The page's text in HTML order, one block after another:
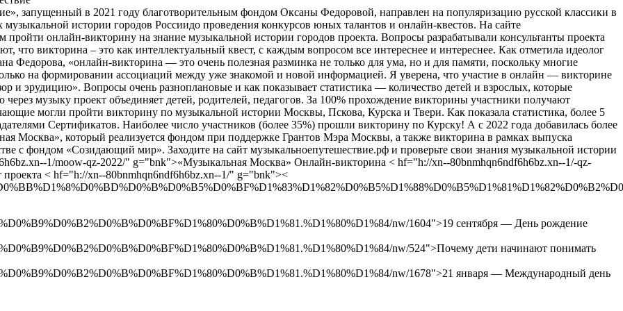
запущенный в 2021 году благотворительным фондом Оксаны Федоровой, направлен на популяризацию русской классики в
истории городов Россиидо проведения конкурсов юных талантов и онлайн-квестов. На сайте
онлайн-викторину на знание музыкальной истории городов проекта. Вопросы разрабатывали консультанты проекта
викторина – это как интеллектуальный квест, с каждым вопросом все интереснее и интереснее. Как отметила идеолог
Федорова, «онлайн-викторина — это очень полезная разминка не только для ума, но и для памяти, поскольку многие
на формировании ассоциаций между уже знакомой и новой информацией. Я уверена, что участие в онлайн — викторине
и эрудицию». Вопросы очень разноплановые и как показывает статистика — количество детей и взрослых, которые
музыку проект объединяет детей, родителей, педагогов. За 100% прохождение викторины участники получают
могли пройти викторину по музыкальной истории Москвы, Пскова, Курска и Твери. Как показала статистика, более 5
Сертификатов. Наиболее число участников (более 35%) прошли викторину по Курску! А с 2022 года добавилась более
Москва», который реализуется фондом при поддержке Грантов Мэра Москвы, а также викторина в рамках выпуска
с фондом «Созидающий мир». Заходите на сайт музыкальноепутешествие.рф и проверьте свои знания музыкальной истории
1/moow-qz-2022/" g="bnk">«Музыкальная Москва» Онлайн-викторина < hf="h://xn--80bnmhqn6ndf6h6bz.xn--1/-qz-
< hf="h://xn--80bnmhqn6ndf6h6bz.xn--1/" g="bnk"><
nw/1604">19 сентября — День рождение
nw/524">Почему дети начинают понимать
nw/1678">21 января — Международный день